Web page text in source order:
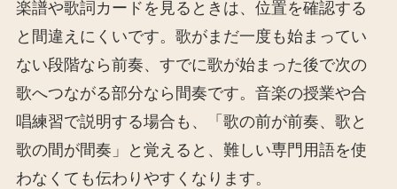
楽譜や歌詞カードを見るときは、位置を確認する
と間違えにくいです。歌がまだ一度も始まってい
ない段階なら前奏、すでに歌が始まった後で次の
歌へつながる部分なら間奏です。音楽の授業や合
唱練習で説明する場合も、「歌の前が前奏、歌と
歌の間が間奏」と覚えると、難しい専門用語を使
わなくても伝わりやすくなります。